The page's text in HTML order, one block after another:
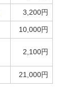
3,200円
10,000円
2,100円
21,000円